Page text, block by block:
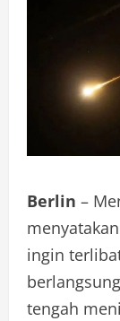
Berlin –
ingin
tengah